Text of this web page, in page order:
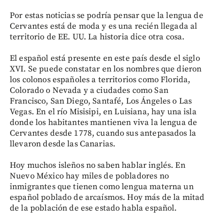
Por estas noticias se podría pensar que la lengua de
Cervantes está de moda y es una recién llegada al
territorio de EE. UU. La historia dice otra cosa.
El español está presente en este país desde el siglo
XVI. Se puede constatar en los nombres que dieron
los colonos españoles a territorios como Florida,
Colorado o Nevada y a ciudades como San
Francisco, San Diego, Santafé, Los Ángeles o Las
Vegas. En el río Misisipi, en Luisiana, hay una isla
donde los habitantes mantienen viva la lengua de
Cervantes desde 1778, cuando sus antepasados la
llevaron desde las Canarias.
Hoy muchos isleños no saben hablar inglés. En
Nuevo México hay miles de pobladores no
inmigrantes que tienen como lengua materna un
español poblado de arcaísmos. Hoy más de la mitad
de la población de ese estado habla español.